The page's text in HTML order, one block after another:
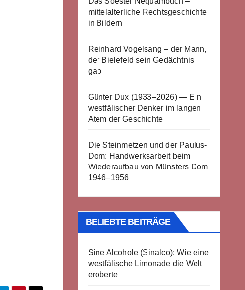
mittelalterliche Rechtsgeschichte
in Bildern
Reinhard Vogelsang – der Mann,
der Bielefeld sein Gedächtnis
gab
Günter Dux (1933–2026) — Ein
westfälischer Denker im langen
Atem der Geschichte
Die Steinmetzen und der Paulus-
Dom: Handwerksarbeit beim
Wiederaufbau von Münsters Dom
1946–1956
BELIEBTE BEITRÄGE
Sine Alcohole (Sinalco): Wie eine
westfälische Limonade die Welt
eroberte